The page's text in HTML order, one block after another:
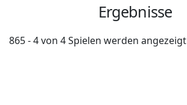
Ergebnisse
865 - 4 von 4 Spielen werden angezeigt